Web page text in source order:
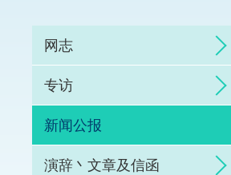
网志
专访
新闻公报
演辞丶文章及信函